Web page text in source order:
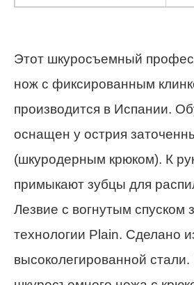
Этот шкуросъемный
нож с фиксированным
производится в Испании.
оснащен у острия
(шкуродерным крюком). К
примыкают зубцы для
Лезвие с вогнутым спуском
технологии Plain. Сделано
высоколегированной стали.